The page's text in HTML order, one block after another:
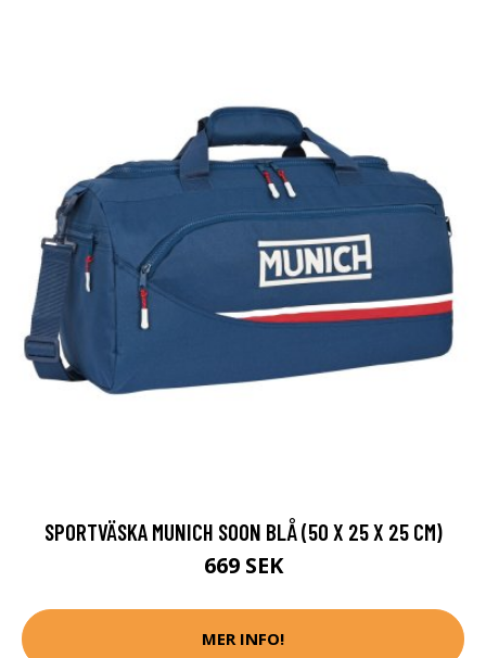
SPORTVÄSKA MUNICH SOON BLÅ (50 X 25 X 25 CM)
669 SEK
MER INFO!